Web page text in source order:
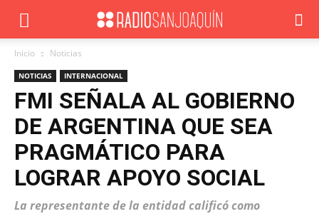
Inicio Noticias
NOTICIAS INTERNACIONAL
FMI SEÑALA AL GOBIERNO
DE ARGENTINA QUE SEA
PRAGMÁTICO PARA
LOGRAR APOYO SOCIAL
La representante de la entidad calificó como